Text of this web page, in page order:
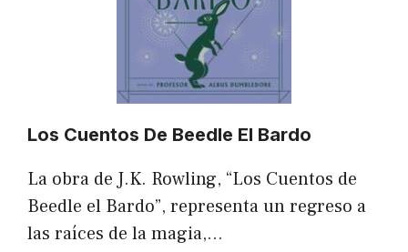
Los Cuentos De Beedle El Bardo
La obra de J.K. Rowling, “Los Cuentos de
Beedle el Bardo”, representa un regreso a
las raíces de la magia,…